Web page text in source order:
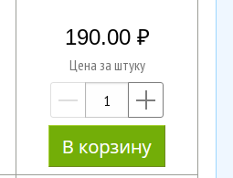
190.00
Цена за штуку
—